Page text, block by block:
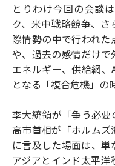
とりわけ今回の会談
ク、米中戦略競争、
際情勢の中で行われ
や、過去の感情だけで
エネルギー、供給網
となる「複合危機」の
李大統領が「争う必要
高市首相が「ホルムズ
に言及した場面は、
アジアとインド太平